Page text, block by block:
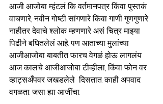
आजी आजोबा म्हंटलं कि वर्तमानपत्र किंवा पुस्तकं
वाचणारे, नवीन गोष्टी सांगणारे किंवा गाणी गुणगुणारे
नाहीतर देवाचे श्लोक म्हणणारे असं चित्र माझ्या
पिढीने बघितलेलं आहे. पण आताच्या मुलांच्या
आजीआजोबा बाबतीत फारच वेगळं होऊ लागलंय.
आज कालचे आजीआजोबा टीव्हीला, किंवा फोन वर
व्हाट्सअँपवर जखडलेले  दिसतात. काही अपवाद
वगळता. जसा ह्या आजींचा.